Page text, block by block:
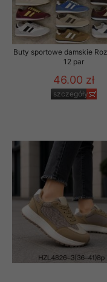
Buty sportowe damskie
12 par
46.00 zł
szczegóły